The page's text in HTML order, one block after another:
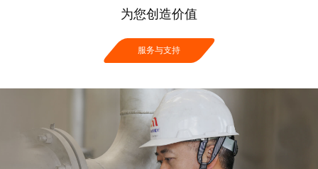
为您创造价值
服务与支持